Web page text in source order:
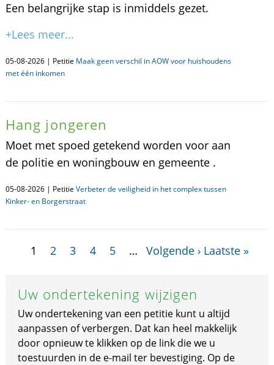
Een belangrijke stap is inmiddels gezet.
+Lees meer...
05-08-2026 | Petitie Maak geen verschil in AOW voor huishoudens
met één inkomen
Hang jongeren
Moet met spoed getekend worden voor aan
de politie en woningbouw en gemeente .
05-08-2026 | Petitie Verbeter de veiligheid in het complex tussen
Kinker- en Borgerstraat
1 2 3 4 5 … Volgende › Laatste »
Uw ondertekening wijzigen
Uw ondertekening van een petitie kunt u altijd
aanpassen of verbergen. Dat kan heel makkelijk
door opnieuw te klikken op de link die we u
toestuurden in de e-mail ter bevestiging. Op de